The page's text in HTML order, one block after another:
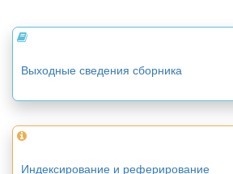
Выходные сведения сборника
Индексирование и реферирование